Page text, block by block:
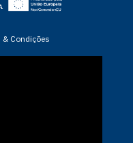
& Condições